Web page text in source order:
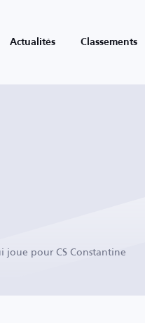
Actualités Classements
pour CS Constantine